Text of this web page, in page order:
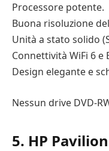
Processore potente.
Buona risoluzione
Unità a stato solido
Connettività WiFi 6 e
Design elegante e
Nessun drive DVD-
5. HP